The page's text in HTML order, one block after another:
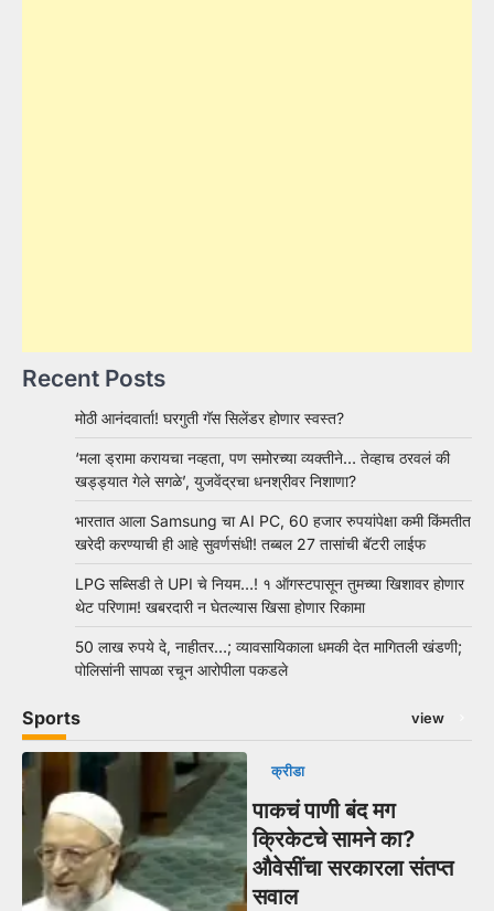
Recent Posts
मोठी आनंदवार्ता! घरगुती गॅस सिलेंडर होणार स्वस्त?
‘मला ड्रामा करायचा नव्हता, पण समोरच्या व्यक्तीने… तेव्हाच ठरवलं की
खड्ड्यात गेले सगळे’, युजवेंद्रचा धनश्रीवर निशाणा?
भारतात आला Samsung चा AI PC, 60 हजार रुपयांपेक्षा कमी किंमतीत
खरेदी करण्याची ही आहे सुवर्णसंधी! तब्बल 27 तासांची बॅटरी लाईफ
LPG सब्सिडी ते UPI चे नियम…! १ ऑगस्टपासून तुमच्या खिशावर होणार
थेट परिणाम! खबरदारी न घेतल्यास खिसा होणार रिकामा
50 लाख रुपये दे, नाहीतर…; व्यावसायिकाला धमकी देत मागितली खंडणी;
पोलिसांनी सापळा रचून आरोपीला पकडले
Sports view
क्रीडा
पाकचं पाणी बंद मग
क्रिकेटचे सामने का?
औवेसींचा सरकारला संतप्त
सवाल